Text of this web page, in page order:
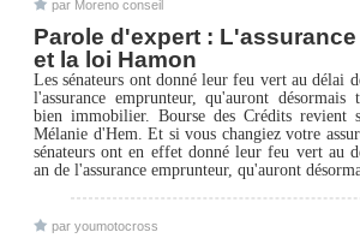
par Moreno conseil
Parole d'expert :
et la loi Hamon
Les sénateurs ont donné leur feu vert au délai
l'assurance emprunteur, qu'auront désormais
bien immobilier. Bourse des Crédits revient
Mélanie d'Hem. Et si vous changiez votre
sénateurs ont en effet donné leur feu vert au
an de l'assurance emprunteur, qu'auront
par youmotocross